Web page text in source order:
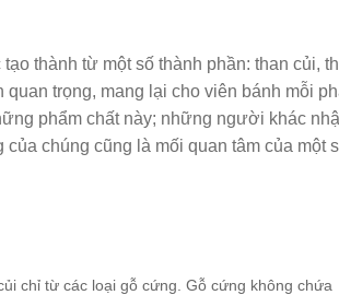
thành từ một số thành phần: than củi,
trọng, mang lại cho viên bánh mỗi
phẩm chất này; những người khác
chúng cũng là mối quan tâm của một
chỉ từ các loại gỗ cứng. Gỗ cứng không chứa